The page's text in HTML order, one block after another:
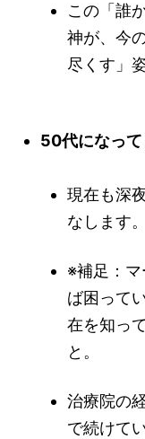
この「誰
神が、今
尽くす」
50代になっ
現在も深
なします。
※補足：
ば困って
在を知っ
と。
治療院の
で続けて